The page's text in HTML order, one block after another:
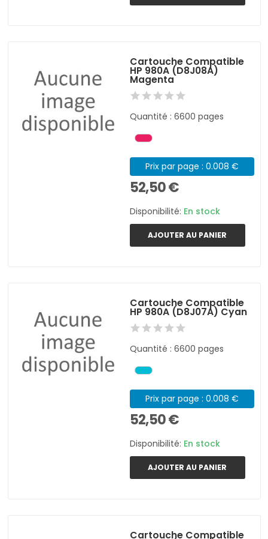
Cartouche Compatible
HP 980A (D8J08A)
Magenta
Quantité : 6600 pages
Prix par page : 0.008 €
52,50 €
Disponibilité: En stock
AJOUTER AU PANIER
Cartouche Compatible
HP 980A (D8J07A) Cyan
Quantité : 6600 pages
Prix par page : 0.008 €
52,50 €
Disponibilité: En stock
AJOUTER AU PANIER
Cartouche Compatible